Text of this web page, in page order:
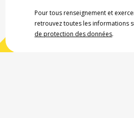
Pour tous renseignement et
retrouvez toutes les informations
de protection des données.